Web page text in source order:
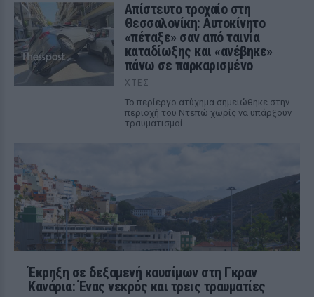
Απίστευτο τροχαίο στη
Θεσσαλονίκη: Αυτοκίνητο
«πέταξε» σαν από ταινία
καταδίωξης και «ανέβηκε»
πάνω σε παρκαρισμένο
ΧΤΕΣ
Το περίεργο ατύχημα σημειώθηκε στην
περιοχή του Ντεπώ χωρίς να υπάρξουν
τραυματισμοί
Έκρηξη σε δεξαμενή καυσίμων στη Γκραν
Κανάρια: Ένας νεκρός και τρεις τραυματίες